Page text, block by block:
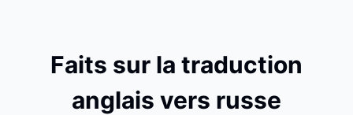
Faits sur la traduction
anglais vers russe